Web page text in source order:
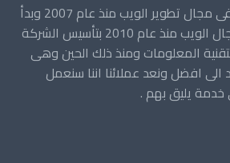
عملت شركة إي سفن فى مجال تطوير الويب منذ عام 2007 وبدأ
مشوارنا المهنى فى مجال الويب منذ عام 2010 بتأسيس الشركة
المعلومات ومنذ ذلك الحين وهى
افضل ونعد عملائنا اننا سنعمل
يليق بهم .